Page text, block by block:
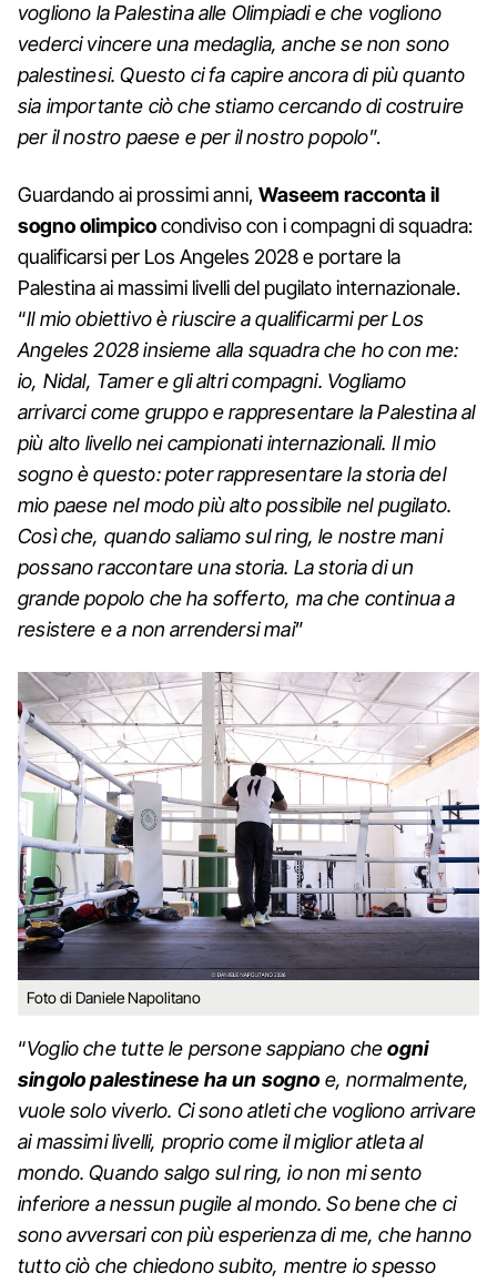
vogliono la Palestina alle Olimpiadi e che vogliono
vederci vincere una medaglia, anche se non sono
palestinesi. Questo ci fa capire ancora di più quanto
sia importante ciò che stiamo cercando di costruire
per il nostro paese e per il nostro popolo”.
Guardando ai prossimi anni, Waseem racconta il
sogno olimpicocondiviso con i compagni di squadra:
qualificarsi per Los Angeles 2028 e portare la
Palestina ai massimi livelli del pugilato internazionale.
“Il mio obiettivo è riuscire a qualificarmi per Los
Angeles 2028 insieme alla squadra che ho con me:
io, Nidal, Tamer e gli altri compagni. Vogliamo
arrivarci come gruppo e rappresentare la Palestina al
più alto livello nei campionati internazionali. Il mio
sogno è questo: poter rappresentare la storia del
mio paese nel modo più alto possibile nel pugilato.
Così che, quando saliamo sul ring, le nostre mani
possano raccontare una storia. La storia di un
grande popolo che ha sofferto, ma che continua a
resistere e a non arrendersi mai”
Foto di Daniele Napolitano
“Voglio che tutte le persone sappiano cheogni
singolo palestinese ha un sogno e, normalmente,
vuole solo viverlo. Ci sono atleti che vogliono arrivare
ai massimi livelli, proprio come il miglior atleta al
mondo. Quando salgo sul ring, io non mi sento
inferiore a nessun pugile al mondo. So bene che ci
sono avversari con più esperienza di me, che hanno
tutto ciò che chiedono subito, mentre io spesso